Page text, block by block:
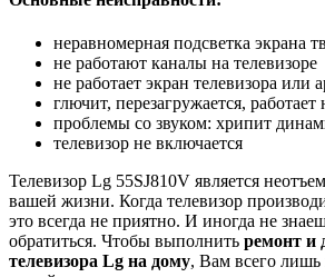
неравномерная подсветка экрана тв
не работают каналы на телевизоре
не работает экран телевизора или
глючит, перезагружается, работает
проблемы со звуком: хрипит
телевизор не включается
Телевизор Lg 55SJ810V является
вашей жизни. Когда телевизор
это всегда не приятно. И иногда не
обратиться. Чтобы выполнить ремонт и
телевизора Lg на дому, Вам всего лишь